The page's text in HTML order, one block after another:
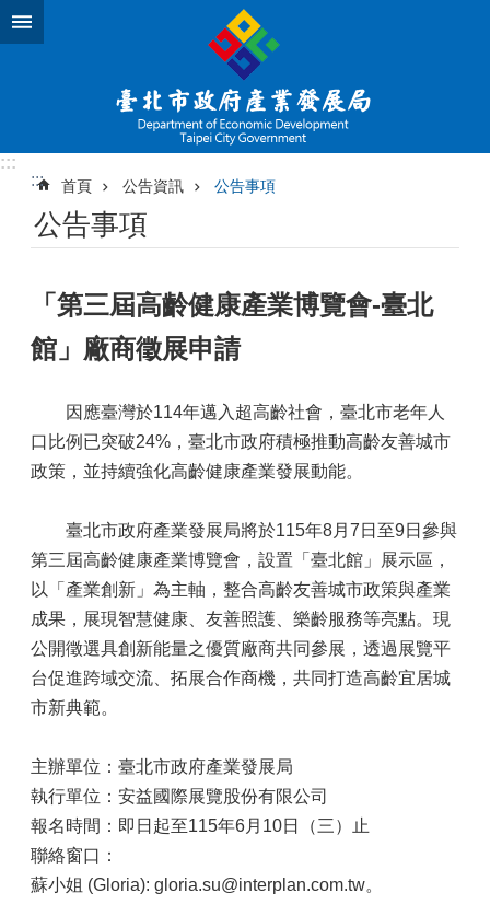
跳到主要內容區塊
:::
:::
首頁 公告資訊 公告事項
公告事項
「第三屆高齡健康產業博覽會-臺北
館」廠商徵展申請
因應臺灣於114年邁入超高齡社會，臺北市老年人
口比例已突破24%，臺北市政府積極推動高齡友善城市
政策，並持續強化高齡健康產業發展動能。
臺北市政府產業發展局將於115年8月7日至9日參與
第三屆高齡健康產業博覽會，設置「臺北館」展示區，
以「產業創新」為主軸，整合高齡友善城市政策與產業
成果，展現智慧健康、友善照護、樂齡服務等亮點。現
公開徵選具創新能量之優質廠商共同參展，透過展覽平
台促進跨域交流、拓展合作商機，共同打造高齡宜居城
市新典範。
主辦單位：臺北市政府產業發展局
執行單位：安益國際展覽股份有限公司
報名時間：即日起至115年6月10日（三）止
聯絡窗口：
蘇小姐 (Gloria): gloria.su@interplan.com.tw。